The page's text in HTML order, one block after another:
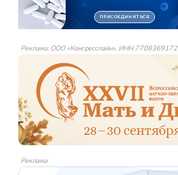
Реклама: ООО «Конгресслайн», ИНН 7708369172
Реклама